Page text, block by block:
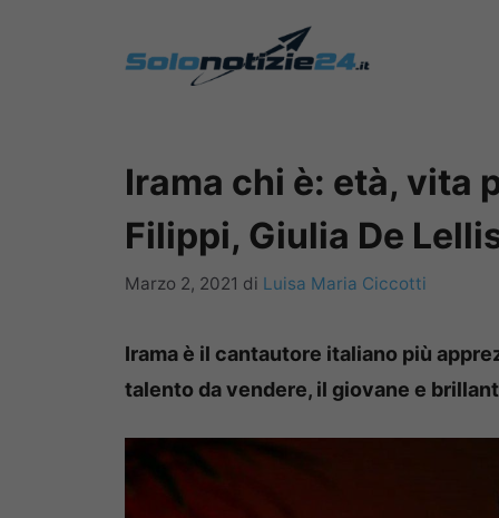
Irama chi è: età, vita
Filippi, Giulia De
Marzo 2, 2021 di Luisa Maria Ciccotti
Irama è il cantautore italiano più
talento da vendere, il giovane e